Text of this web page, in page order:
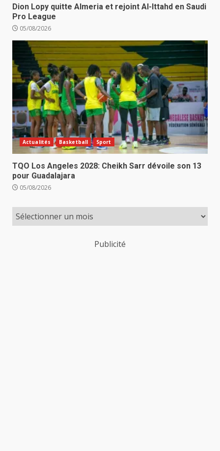
Dion Lopy quitte Almeria et rejoint Al-Ittahd en Saudi
Pro League
05/08/2026
Actualités Basketball Sport
TQO Los Angeles 2028: Cheikh Sarr dévoile son 13
pour Guadalajara
05/08/2026
Publicité